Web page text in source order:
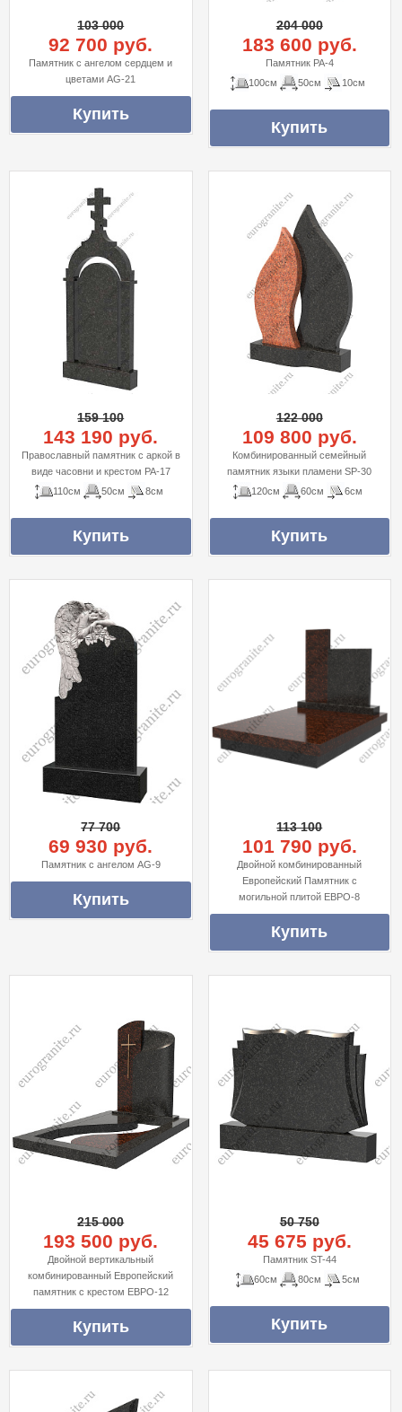
103 000
92 700 руб.
Памятник с ангелом сердцем и
цветами AG-21
204 000
183 600 руб.
Памятник PA-4
100см
50см 10см
159 100
143 190 руб.
Православный памятник с аркой в
виде часовни и крестом PA-17
110см
50см 8см
122 000
109 800 руб.
Комбинированный семейный
памятник языки пламени SP-30
120см
60см 6см
77 700
69 930 руб.
Памятник с ангелом AG-9
113 100
101 790 руб.
Двойной комбинированный
Европейский Памятник с
могильной плитой ЕВРО-8
215 000
193 500 руб.
Двойной вертикальный
комбинированный Европейский
памятник с крестом ЕВРО-12
50 750
45 675 руб.
Памятник ST-44
60см
80см 5см